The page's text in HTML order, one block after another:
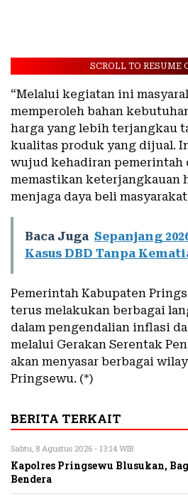
SCROLL TO RESUME
“Melalui kegiatan ini
memperoleh bahan
harga yang lebih terjangkau
kualitas produk yang dijual.
wujud kehadiran pemerintah
memastikan keterjangkauan
menjaga daya beli
Baca Juga Sepanjang
Kasus DBD Tanpa
Pemerintah Kabupaten
terus melakukan berbagai
dalam pengendalian inflasi
melalui Gerakan Serentak
akan menyasar berbagai
Pringsewu. (*)
BERITA TERKAIT
Sabtu, 8 Agustus 2026 - 13:14 WIB
Kapolres Pringsewu Blusukan,
Bendera